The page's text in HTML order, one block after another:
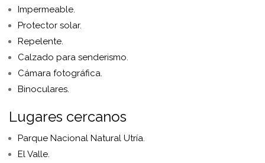
Impermeable.
Protector solar.
Repelente.
Calzado para senderismo.
Cámara fotográfica.
Binoculares.
Lugares cercanos
Parque Nacional Natural Utría.
El Valle.